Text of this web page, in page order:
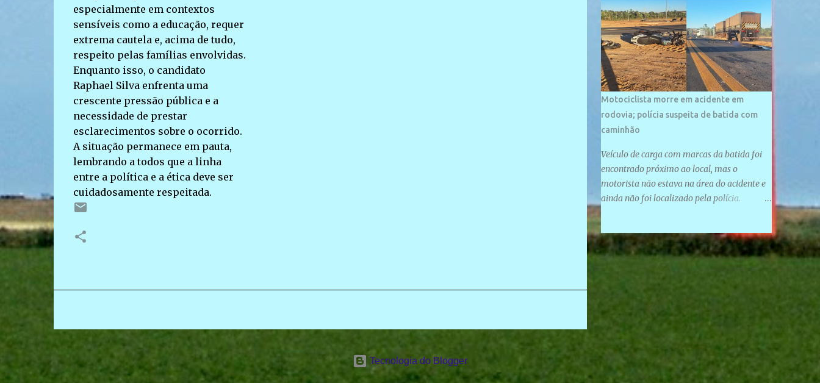
especialmente em contextos
sensíveis como a educação, requer
extrema cautela e, acima de tudo,
respeito pelas famílias envolvidas.
Enquanto isso, o candidato
Raphael Silva enfrenta uma
crescente pressão pública e a
necessidade de prestar
esclarecimentos sobre o ocorrido.
A situação permanece em pauta,
lembrando a todos que a linha
entre a política e a ética deve ser
cuidadosamente respeitada.
Motociclista morre em acidente em
rodovia; polícia suspeita de batida com
caminhão
Veículo de carga com marcas da batida foi
encontrado próximo ao local, mas o
motorista não estava na área do acidente e
ainda não foi localizado pela polícia.
247, na zona urbana de Uruçuí — Foto:
Divulgação/PMPI João Pedro de Sousa
Santos morreu na manhã desta sexta-feira
(31) em um acidente na PI-247, na zona
urbana de Uruçuí, no Sul do Piauí. A Polícia
Militar informou que um caminhão com
marcas de colisão foi encontrado próximo
ao local. Segundo o 10º Batalhão da Polícia
Militar (10º BPM), a equipe foi acionada por
volta das 6h para atender à ocorrência.
Material de referência geográfica Ao chegar
Tecnologia do Blogger